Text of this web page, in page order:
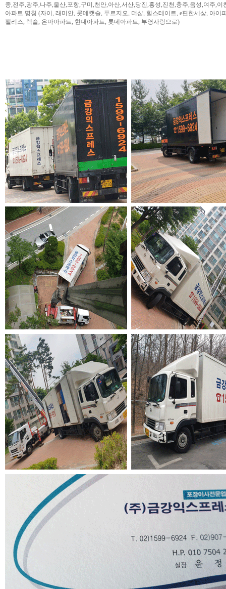
종,전주,광주,나주,울산,포항,구미,천안,아산,서산,당진,홍성,진천,충주,음성,여주,이
아파트 명칭 (자이, 래미안, 롯데캣슬, 푸르지오, 더샵, 힐스테이트, e편한세상, 아이
팰리스, 렉슬, 은마아파트, 현대아파트, 롯데아파트, 부영사랑으로)